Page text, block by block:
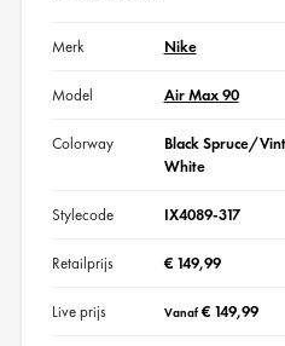
Merk Nike
Model Air Max 90
Colorway
Black Spruce/
White
Stylecode IX4089-317
Retailprijs € 149,99
Live prijs Vanaf€ 149,99